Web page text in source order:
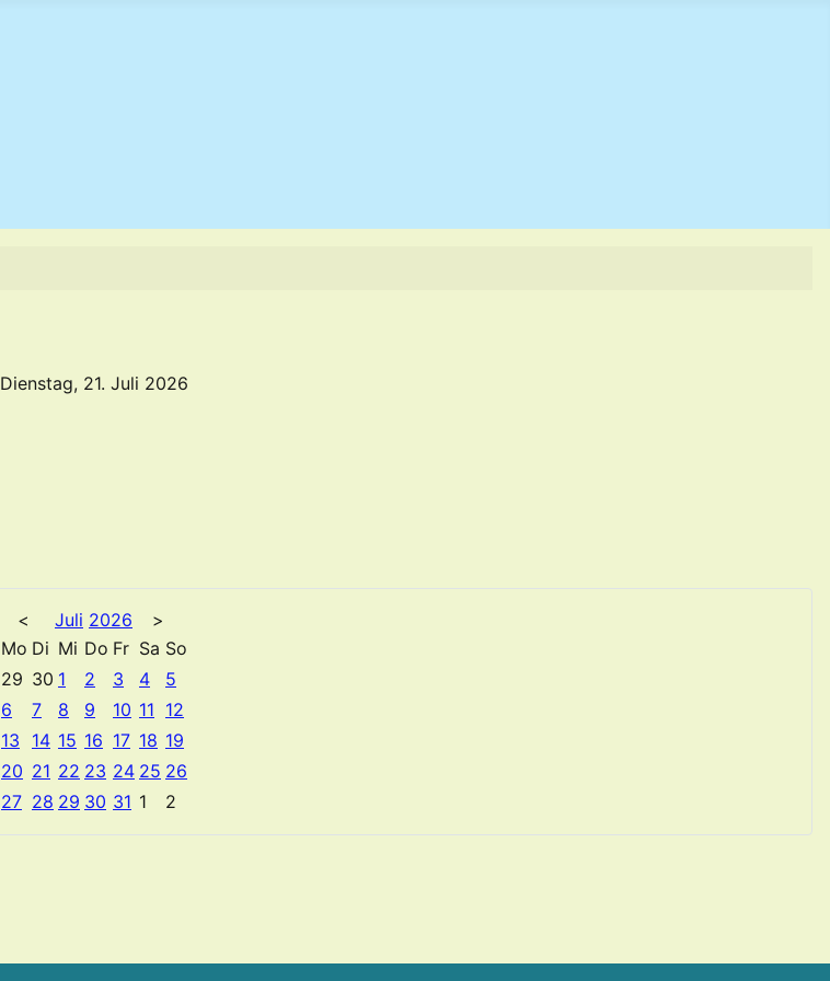
Dienstag, 21. Juli 2026
< Juli 2026
>
Mo Di Mi Do Fr Sa So
29 30 1 2 3 4
5
6
7 8 9 10 11 12
13
14 15 16 17 18 19
20 21 22 23 24 25 26
27 28 29 30 31 1 2